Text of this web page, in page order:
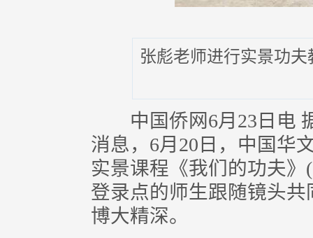
张彪老师进行实景功
中国侨网6月23日电
消息，6月20日，中国华
实景课程《我们的功夫》
登录点的师生跟随镜头
博大精深。